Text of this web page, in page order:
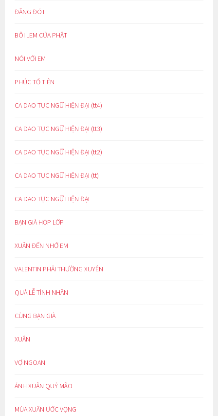
ĐẮNG ĐÓT
BÔI LEM CỬA PHẬT
NÓI VỚI EM
PHÚC TỔ TIÊN
CA DAO TỤC NGỮ HIỆN ĐẠI (tt4)
CA DAO TỤC NGỮ HIỆN ĐẠI (tt3)
CA DAO TỤC NGỮ HIỆN ĐẠI (tt2)
CA DAO TỤC NGỮ HIỆN ĐẠI (tt)
CA DAO TỤC NGỮ HIỆN ĐẠI
BẠN GIÀ HỌP LỚP
XUÂN ĐẾN NHỚ EM
VALENTIN PHẢI THƯỜNG XUYÊN
QUÀ LỄ TÌNH NHÂN
CÙNG BẠN GIÀ
XUÂN
VỢ NGOAN
ÁNH XUÂN QUÝ MÃO
MÙA XUÂN ƯỚC VỌNG